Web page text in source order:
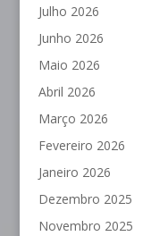
Julho 2026
Junho 2026
Maio 2026
Abril 2026
Março 2026
Fevereiro 2026
Janeiro 2026
Dezembro 2025
Novembro 2025